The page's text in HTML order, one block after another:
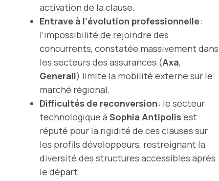
activation de la clause.
Entrave à l’évolution professionnelle:
l’impossibilité de rejoindre des
concurrents, constatée massivement dans
les secteurs des assurances (Axa,
Generali) limite la mobilité externe sur le
marché régional.
Difficultés de reconversion: le secteur
technologique à Sophia Antipolis est
réputé pour la rigidité de ces clauses sur
les profils développeurs, restreignant la
diversité des structures accessibles après
le départ.